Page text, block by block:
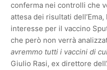
conferma nei controlli che
attesa dei risultati
interesse per il vaccino
che però non verrà
avremmo tutti i vaccini di
Giulio Rasi, ex direttore